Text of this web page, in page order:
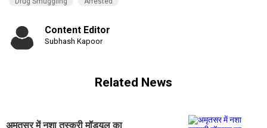
Content Editor
Subhash Kapoor
Related News
अमृतसर में नशा तस्करी मॉड्यूल का